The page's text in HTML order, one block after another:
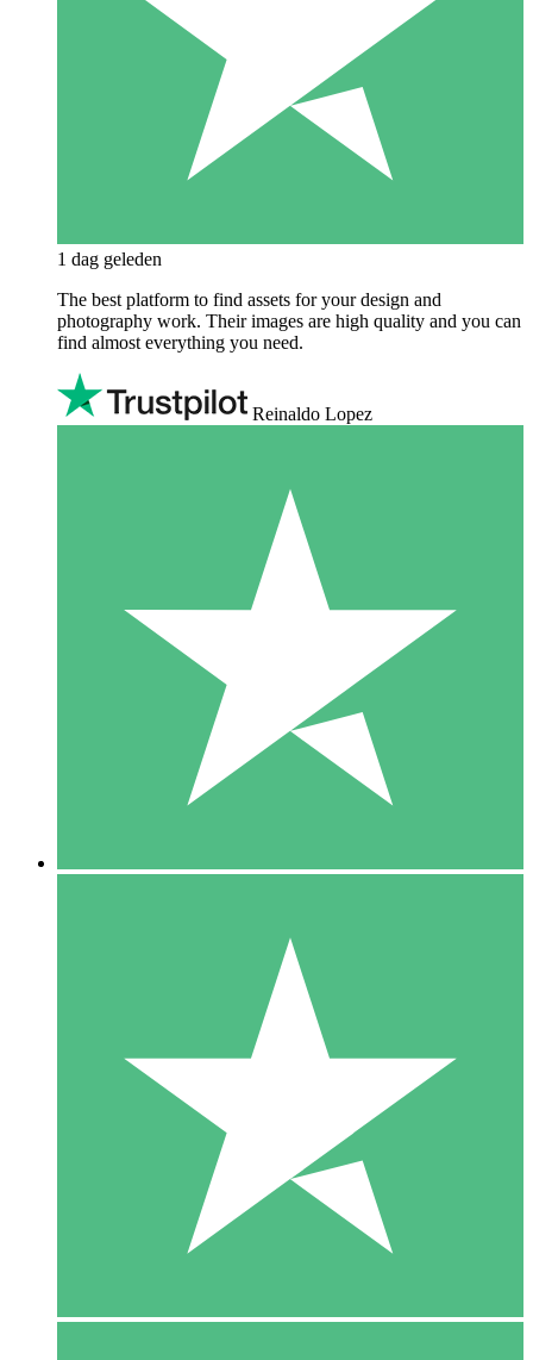
1 dag geleden
The best platform to find assets for your design and
photography work. Their images are high quality and you can
find almost everything you need.
Reinaldo Lopez